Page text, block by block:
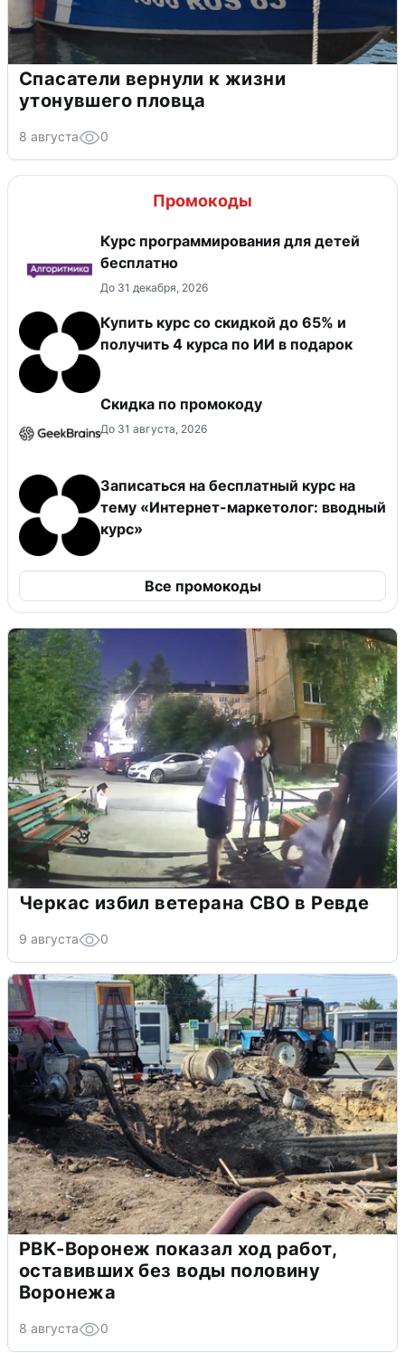
Спасатели вернули к жизни
утонувшего пловца
8 августа 0
Промокоды
Курс программирования для детей
бесплатно
До 31 декабря, 2026
Купить курс со скидкой до 65% и
получить 4 курса по ИИ в подарок
Скидка по промокоду
До 31 августа, 2026
Записаться на бесплатный курс на
тему «Интернет-маркетолог: вводный
курс»
Все промокоды
Черкас избил ветерана СВО в Ревде
9 августа 0
РВК-Воронеж показал ход работ,
оставивших без воды половину
Воронежа
8 августа 0